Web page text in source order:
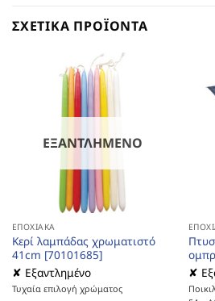
ΣΧΕΤΙΚΆ ΠΡΟΪΌΝΤΑ
ΕΞΑΝΤΛΗΜΈΝΟ
ΕΠΟΧΙΑΚΆ
Κερί λαμπάδας χρωματιστό
41cm [70101685]
✘ Εξαντλημένο
Τυχαία επιλογή χρώματος
✘